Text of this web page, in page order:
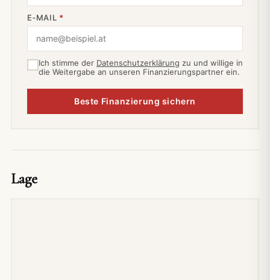
E‑MAIL *
Ich stimme der Datenschutzerklärung zu und willige in
die Weitergabe an unseren Finanzierungspartner ein.
Beste Finanzierung sichern
Lage